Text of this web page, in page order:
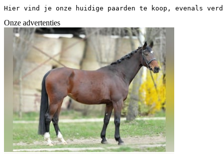
Hier vind je onze huidige paarden te koop, evenals
Onze advertenties